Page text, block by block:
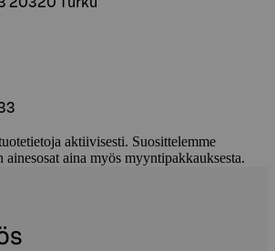
20320 Turku
aktiivisesti. Suosittelemme
aina myös myyntipakkauksesta.